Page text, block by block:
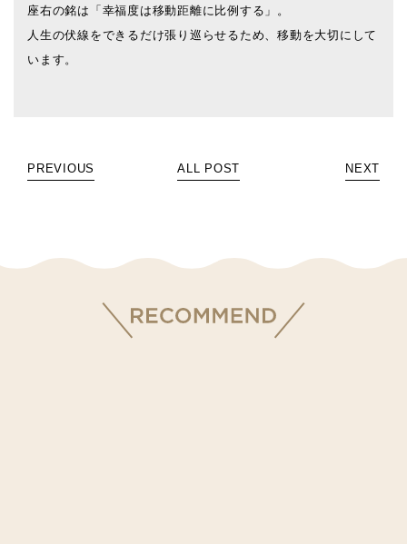
座右の銘は「幸福度は移動距離に比例する」。
人生の伏線をできるだけ張り巡らせるため、移動を大切にして
います。
PREVIOUS ALL POST NEXT